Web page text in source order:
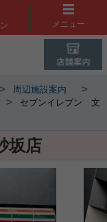
メニュー
> 周辺施設案内 >
>
セブンイレブン 文
坂店